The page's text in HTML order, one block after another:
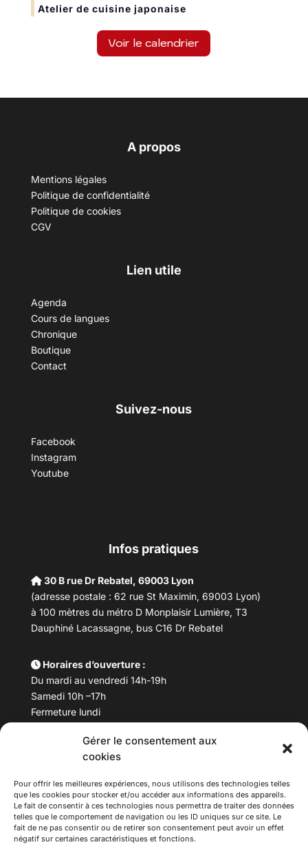
Gérer le consentement aux
cookies
Pour offrir les meilleures expériences, nous utilisons des technologies telles
que les cookies pour stocker et/ou accéder aux informations des appareils.
Le fait de consentir à ces technologies nous permettra de traiter des données
telles que le comportement de navigation ou les ID uniques sur ce site. Le
fait de ne pas consentir ou de retirer son consentement peut avoir un effet
négatif sur certaines caractéristiques et fonctions.
Atelier de cuisine japonaise
Voir le calendrier
A propos
Mentions légales
Politique de confidentialité
Politique de cookies
CGV
Lien utile
Agenda
Cours de langues
Chronique
Boutique
Contact
Suivez-nous
Facebook
Instagram
Youtube
Infos pratiques
30 B rue Dr Rebatel, 69003 Lyon
(adresse postale : 62 rue St Maximin, 69003 Lyon)
à 100 mètres du métro D Monplaisir Lumière, T3
Dauphiné Lacassagne, bus C16 Dr Rebatel
Horaires d’ouverture :
Du mardi au vendredi 14h-19h
Samedi 10h –17h
Fermeture lundi
Téléphone : 04 78 53 06 40
maisondesculturesasiatiques@asiexpo.com